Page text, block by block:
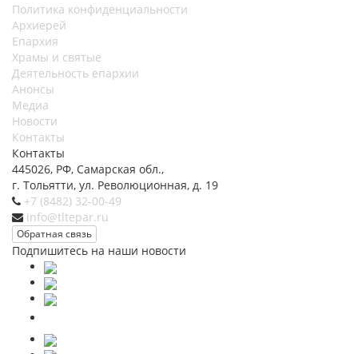
Политика конфиденциальности
Архиерей
Епархия
Храмы и святые
Деятельность епархии
Анонсы
Медиа
Новости
Контакты
Контакты
445026, РФ, Самарская обл.,
г. Тольятти, ул. Революционная, д. 19
+7 (8482) 32-00-49
info@tltepar.ru
Обратная связь
Подпишитесь на наши новости